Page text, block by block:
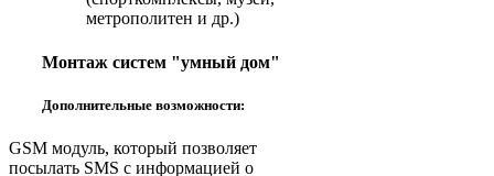
метрополитен и др.)
Монтаж систем "умный дом"
Дополнительные возможности:
GSM модуль, который позволяет
посылать SMS с информацией о